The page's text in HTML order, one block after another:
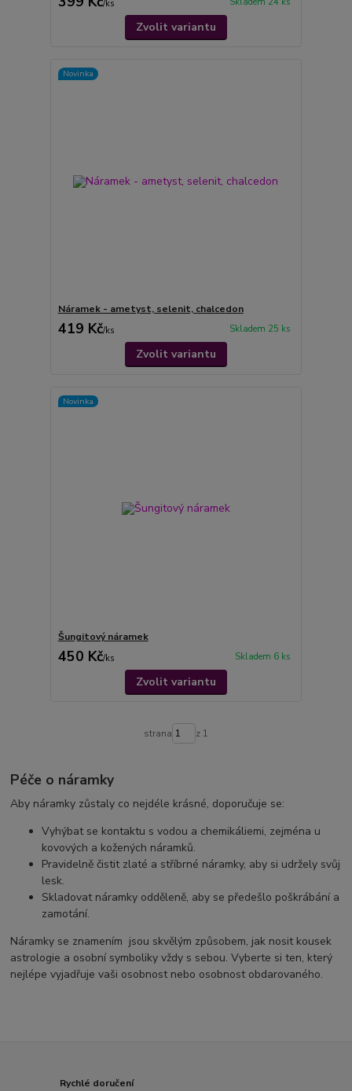
/ks
Zvolit variantu
Novinka
Náramek - ametyst, selenit, chalcedon
419 Kč/ks Skladem 25 ks
Zvolit variantu
Novinka
Šungitový náramek
450 Kč/ks Skladem 6 ks
Zvolit variantu
strana z 1
Péče o náramky
Aby náramky zůstaly co nejdéle krásné, doporučuje se:
Vyhýbat se kontaktu s vodou a chemikáliemi, zejména u
kovových a kožených náramků.
Pravidelně čistit zlaté a stříbrné náramky, aby si udržely svůj
lesk.
Skladovat náramky odděleně, aby se předešlo poškrábání a
zamotání.
Náramky se znamením jsou skvělým způsobem, jak nosit kousek
astrologie a osobní symboliky vždy s sebou. Vyberte si ten, který
nejlépe vyjadřuje vaši osobnost nebo osobnost obdarovaného.
Rychlé doručení